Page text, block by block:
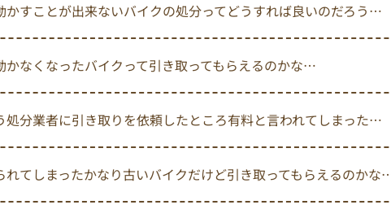
かすことが出来ないバイクの処分ってどうすれば良いのだろう…
かなくなったバイクって引き取ってもらえるのかな…
処分業者に引き取りを依頼したところ有料と言われてしまった…
れてしまったかなり古いバイクだけど引き取ってもらえるのかな